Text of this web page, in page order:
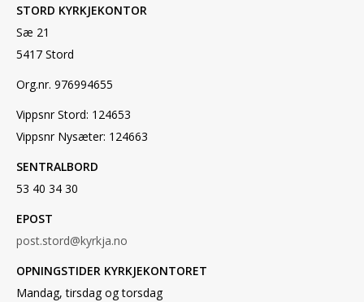
STORD KYRKJEKONTOR
Sæ 21
5417 Stord
Org.nr. 976994655
Vippsnr Stord: 124653
Vippsnr Nysæter: 124663
SENTRALBORD
53 40 34 30
EPOST
post.stord@kyrkja.no
OPNINGSTIDER KYRKJEKONTORET
Mandag, tirsdag og torsdag